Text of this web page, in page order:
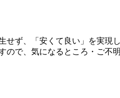
せず、「安くて良い」を実
で、気になるところ・ご不